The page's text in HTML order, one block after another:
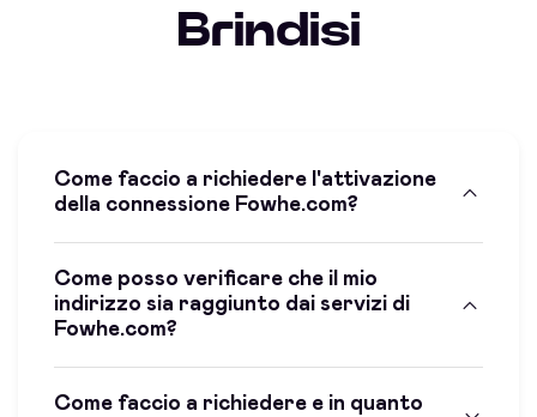
Brindisi
Come faccio a richiedere l'attivazione
della connessione Fowhe.com?
Come posso verificare che il mio
indirizzo sia raggiunto dai servizi di
Fowhe.com?
Come faccio a richiedere e in quanto